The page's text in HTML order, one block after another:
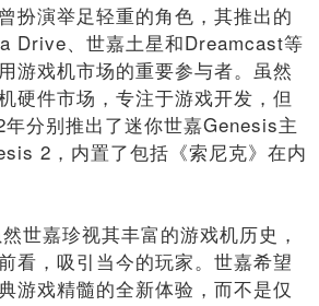
扮演举足轻重的角色，其推出的
Drive、世嘉土星和Dreamcast等
游戏机市场的重要参与者。虽然
硬件市场，专注于游戏开发，但
分别推出了迷你世嘉Genesis主
2，内置了包括《索尼克》在内
世嘉珍视其丰富的游戏机历史，
看，吸引当今的玩家。世嘉希望
游戏精髓的全新体验，而不是仅